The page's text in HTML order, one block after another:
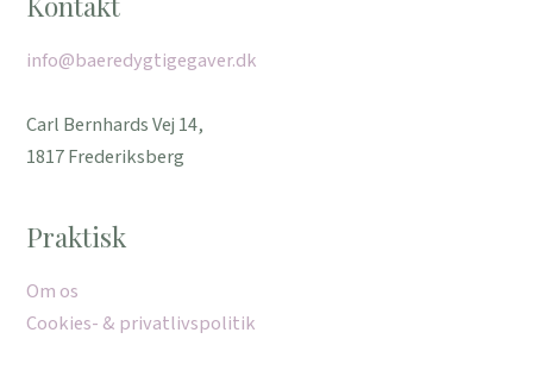
info@baeredygtigegaver.dk
Carl Bernhards Vej 14,
1817 Frederiksberg
Praktisk
Om os
Cookies- & privatlivspolitik